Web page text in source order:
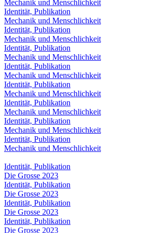
Mechanik und Menschlichkeit
Identität, Publikation
Mechanik und Menschlichkeit
Identität, Publikation
Mechanik und Menschlichkeit
Identität, Publikation
Mechanik und Menschlichkeit
Identität, Publikation
Mechanik und Menschlichkeit
Identität, Publikation
Mechanik und Menschlichkeit
Identität, Publikation
Mechanik und Menschlichkeit
Identität, Publikation
Mechanik und Menschlichkeit
Identität, Publikation
Mechanik und Menschlichkeit
Identität, Publikation
Die Grosse 2023
Identität, Publikation
Die Grosse 2023
Identität, Publikation
Die Grosse 2023
Identität, Publikation
Die Grosse 2023